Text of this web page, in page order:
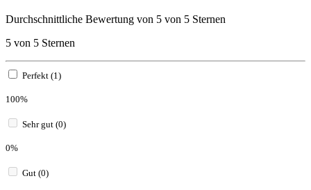
Durchschnittliche Bewertung von 5 von 5 Sternen
5 von 5 Sternen
Perfekt (1)
100%
Sehr gut (0)
0%
Gut (0)